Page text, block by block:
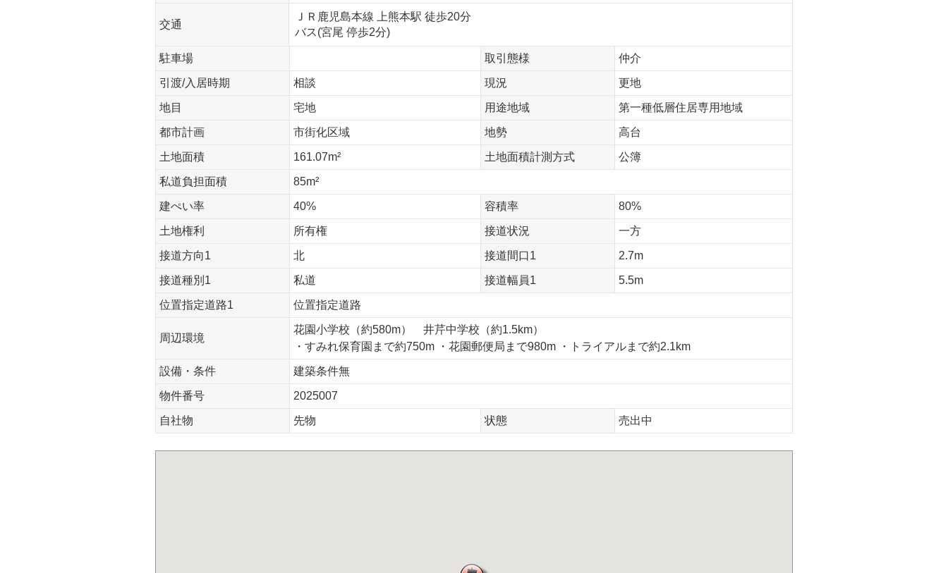
交通
ＪＲ鹿児島本線 上熊本駅 徒歩20分
バス(宮尾 停歩2分)
駐車場 取引態様 仲介
引渡/入居時期 相談 現況 更地
地目 宅地 用途地域 第一種低層住居専用地域
都市計画 市街化区域 地勢 高台
土地面積 161.07m² 土地面積計測方式 公簿
私道負担面積 85m²
建ぺい率 40% 容積率 80%
土地権利 所有権 接道状況 一方
接道方向1 北 接道間口1 2.7m
接道種別1 私道 接道幅員1 5.5m
位置指定道路1 位置指定道路
周辺環境
花園小学校（約580m） 井芹中学校（約1.5km）
・すみれ保育園まで約750m ・花園郵便局まで980m ・トライアルまで約2.1km
設備・条件 建築条件無
物件番号 2025007
自社物 先物 状態 売出中